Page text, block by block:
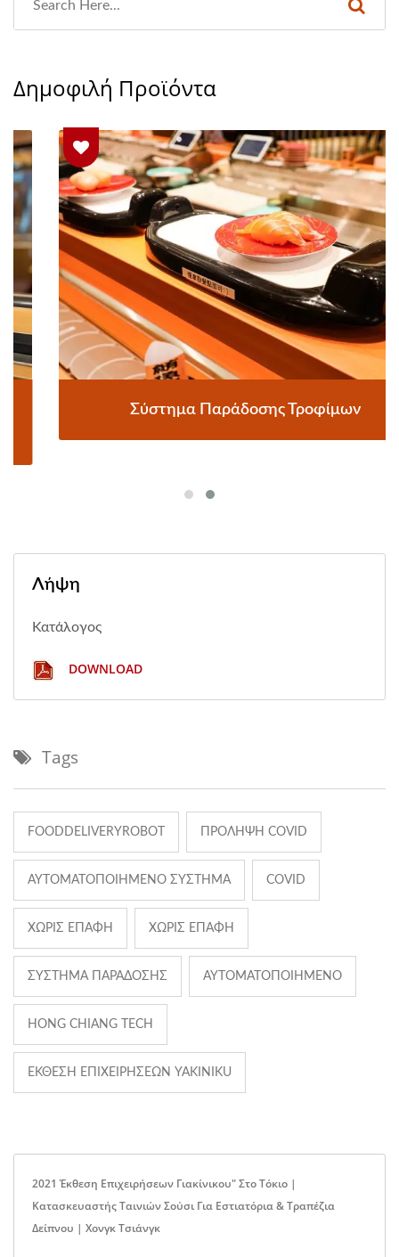
Δημοφιλή Προϊόντα
Σύστημα Παράδοσης Τροφίμων
Λήψη
Κατάλογος
DOWNLOAD
Tags
FOODDELIVERYROBOT ΠΡΌΛΗΨΗ COVID
ΑΥΤΟΜΑΤΟΠΟΙΗΜΈΝΟ ΣΎΣΤΗΜΑ COVID
ΧΩΡΊΣ ΕΠΑΦΉ ΧΩΡΊΣ ΕΠΑΦΉ
ΣΎΣΤΗΜΑ ΠΑΡΆΔΟΣΗΣ ΑΥΤΟΜΑΤΟΠΟΙΗΜΈΝΟ
HONG CHIANG TECH
ΈΚΘΕΣΗ ΕΠΙΧΕΙΡΉΣΕΩΝ YAKINIKU
2021 Έκθεση Επιχειρήσεων Γιακίνικου" Στο Τόκιο |
Κατασκευαστής Ταινιών Σούσι Για Εστιατόρια & Τραπέζια
Δείπνου | Χονγκ Τσιάνγκ